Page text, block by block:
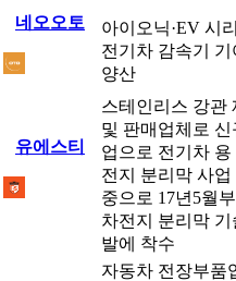
네오오토
아이오닉·EV 시
전기차 감속기 기
양산
유에스티
스테인리스 강관
및 판매업체로 신
업으로 전기차 용
전지 분리막 사업
중으로 17년5월부
차전지 분리막 기
발에 착수
자동차 전장부품